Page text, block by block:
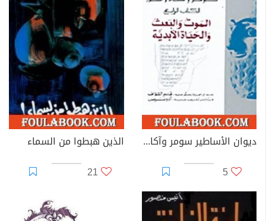
ديوان الأساطير سومر وآكاد وآشور الكتاب الرابع الموت والبعث و الحياة الأبدية
5
الذين هبطوا من السماء
21